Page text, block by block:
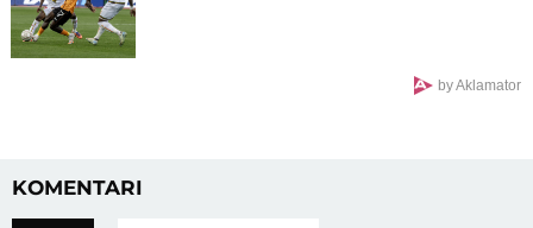
by Aklamator
KOMENTARI